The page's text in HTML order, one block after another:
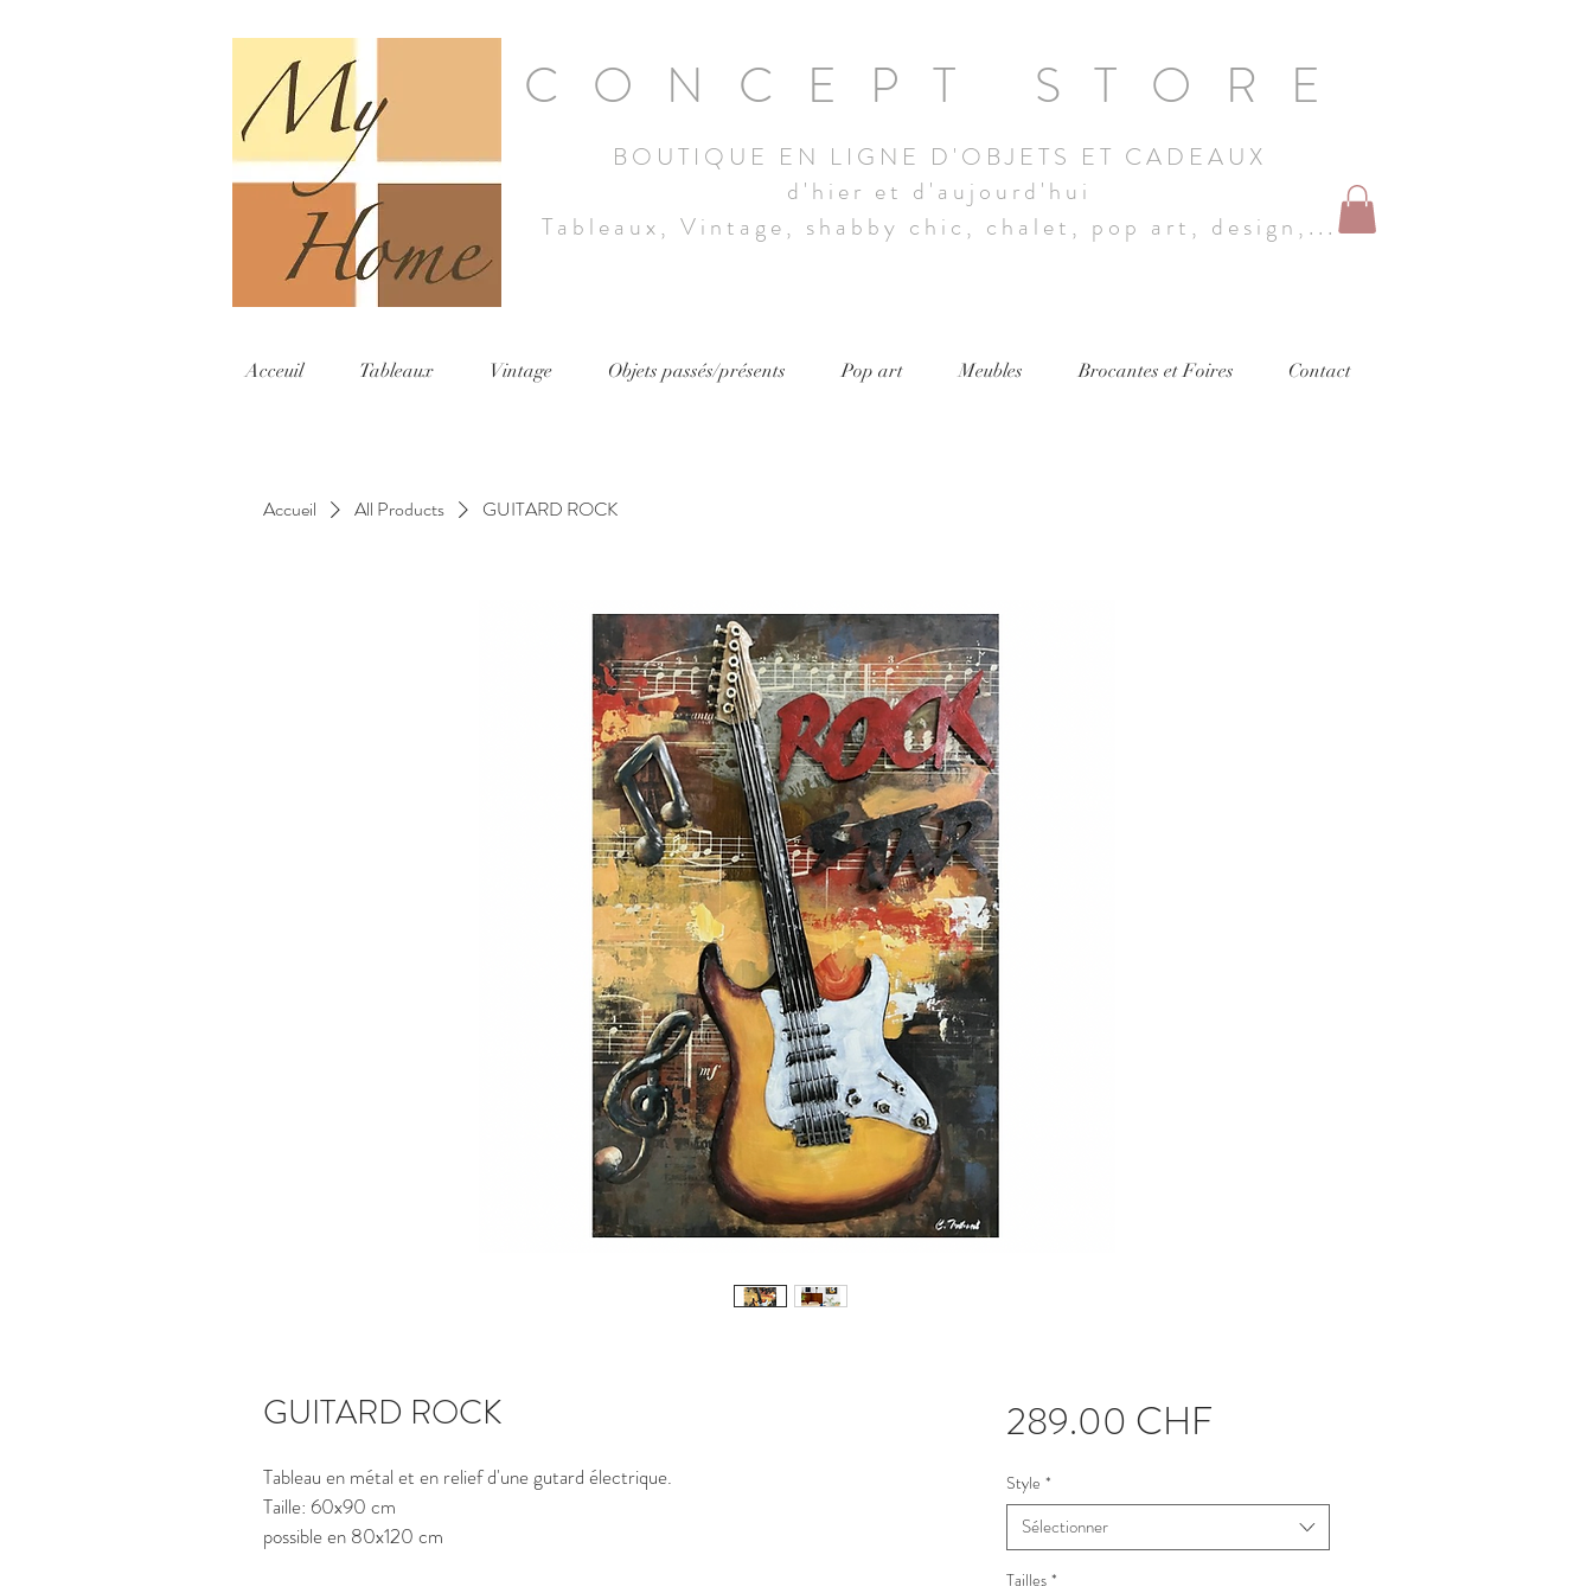
CONCEPT STORE
BOUTIQUE EN LIGNE D'OBJETS ET CADEAUX
d'hier et d'aujourd'hui
Tableaux, Vintage, shabby chic, chalet, pop art, design,...
Acceuil Tableaux Vintage Objets passés/présents Pop art Meubles Brocantes et Foires Contact
Accueil All Products GUITARD ROCK
GUITARD ROCK
Tableau en métal et en relief d'une gutard électrique.
Taille: 60x90 cm
possible en 80x120 cm
289.00 CHFPrix
Style *
Sélectionner
Tailles *